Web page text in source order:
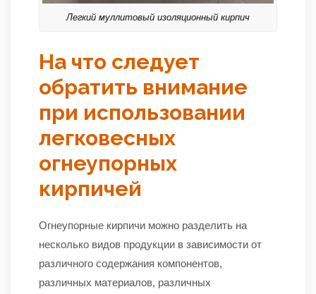
Легкий муллитовый изоляционный кирпич
На что следует
обратить внимание
при использовании
легковесных
огнеупорных
кирпичей
Огнеупорные кирпичи можно разделить на
несколько видов продукции в зависимости от
различного содержания компонентов,
различных материалов, различных